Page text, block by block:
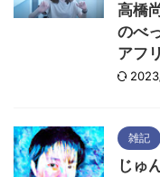
高橋
のべ
アフ
雑記
じゅ